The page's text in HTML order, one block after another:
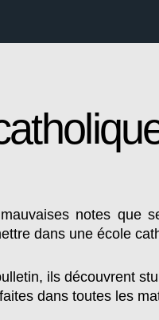
notes que
dans une école
ils découvrent
dans toutes les